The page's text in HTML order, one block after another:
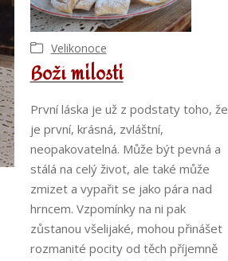
Boží milosti
Velikonoce
První láska je už z podstaty toho, že
je první, krásná, zvláštní,
neopakovatelná. Může být pevná a
stálá na celý život, ale také může
zmizet a vypařit se jako pára nad
hrncem. Vzpomínky na ni pak
zůstanou všelijaké, mohou přinášet
rozmanité pocity od těch příjemně